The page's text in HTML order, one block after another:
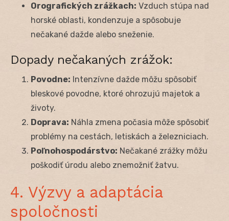
Orografických zrážkach: Vzduch stúpa nad
horské oblasti, kondenzuje a spôsobuje
nečakané dažde alebo sneženie.
Dopady nečakaných zrážok:
Povodne: Intenzívne dažde môžu spôsobiť
bleskové povodne, ktoré ohrozujú majetok a
životy.
Doprava: Náhla zmena počasia môže spôsobiť
problémy na cestách, letiskách a železniciach.
Poľnohospodárstvo: Nečakané zrážky môžu
poškodiť úrodu alebo znemožniť žatvu.
4. Výzvy a adaptácia
spoločnosti